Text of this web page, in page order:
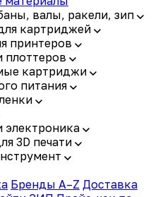
валы, ракели, зип
картриджей
принтеров
плоттеров
картриджи
питания
электроника
3D печати
Бренды A–Z Доставка